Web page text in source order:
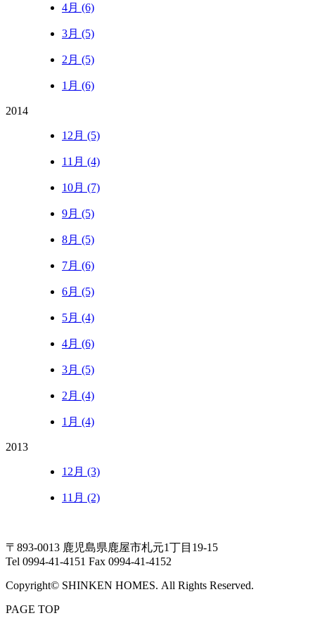
4月 (6)
3月 (5)
2月 (5)
1月 (6)
2014
12月 (5)
11月 (4)
10月 (7)
9月 (5)
8月 (5)
7月 (6)
6月 (5)
5月 (4)
4月 (6)
3月 (5)
2月 (4)
1月 (4)
2013
12月 (3)
11月 (2)
〒893-0013 鹿児島県鹿屋市札元1丁目19-15
Tel 0994-41-4151 Fax 0994-41-4152
Copyright© SHINKEN HOMES. All Rights Reserved.
PAGE TOP